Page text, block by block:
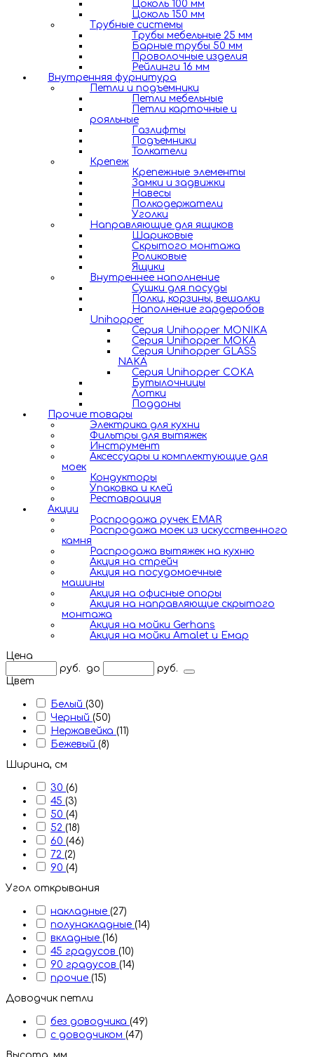
Цоколь 100 мм
Цоколь 150 мм
Трубные системы
Трубы мебельные 25 мм
Барные трубы 50 мм
Проволочные изделия
Рейлинги 16 мм
Внутренняя фурнитура
Петли и подъемники
Петли мебельные
Петли карточные и
рояльные
Газлифты
Подъемники
Толкатели
Крепеж
Крепежные элементы
Замки и задвижки
Навесы
Полкодержатели
Уголки
Направляющие для ящиков
Шариковые
Скрытого монтажа
Роликовые
Ящики
Внутреннее наполнение
Сушки для посуды
Полки, корзины, вешалки
Наполнение гардеробов
Unihopper
Серия Unihopper MONIKA
Серия Unihopper MOKA
Серия Unihopper GLASS
NAKA
Серия Unihopper COKA
Бутылочницы
Лотки
Поддоны
Прочие товары
Электрика для кухни
Фильтры для вытяжек
Инструмент
Аксессуары и комплектующие для
моек
Кондукторы
Упаковка и клей
Реставрация
Акции
Распродажа ручек EMAR
Распродажа моек из искусственного
камня
Распродажа вытяжек на кухню
Акция на стрейч
Акция на посудомоечные
машины
Акция на офисные опоры
Акция на направляющие скрытого
монтажа
Акция на мойки Gerhans
Акция на мойки Amalet и Емар
Цена
руб.
до
руб.
Цвет
Белый (30)
Черный (50)
Нержавейка (11)
Бежевый (8)
Ширина, см
30 (6)
45 (3)
50 (4)
52 (18)
60 (46)
72 (2)
90 (4)
Угол открывания
накладные (27)
полунакладные (14)
вкладные (16)
45 градусов (10)
90 градусов (14)
прочие (15)
Доводчик петли
без доводчика (49)
с доводчиком (47)